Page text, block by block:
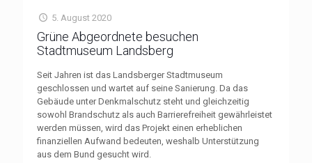
5. August 2020
Grüne Abgeordnete besuchen
Stadtmuseum Landsberg
Seit Jahren ist das Landsberger Stadtmuseum
geschlossen und wartet auf seine Sanierung. Da das
Gebäude unter Denkmalschutz steht und gleichzeitig
sowohl Brandschutz als auch Barrierefreiheit gewährleistet
werden müssen, wird das Projekt einen erheblichen
finanziellen Aufwand bedeuten, weshalb Unterstützung
aus dem Bund gesucht wird.